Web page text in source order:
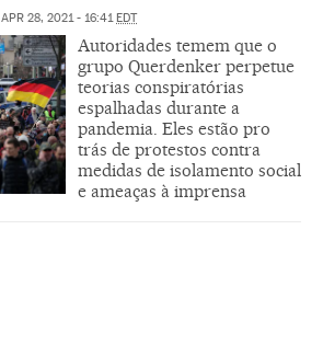
APR 28, 2021 - 16:41 EDT
Autoridades temem que o
grupo Querdenker perpetue
teorias conspiratórias
espalhadas durante a
pandemia. Eles estão pro
trás de protestos contra
medidas de isolamento social
e ameaças à imprensa